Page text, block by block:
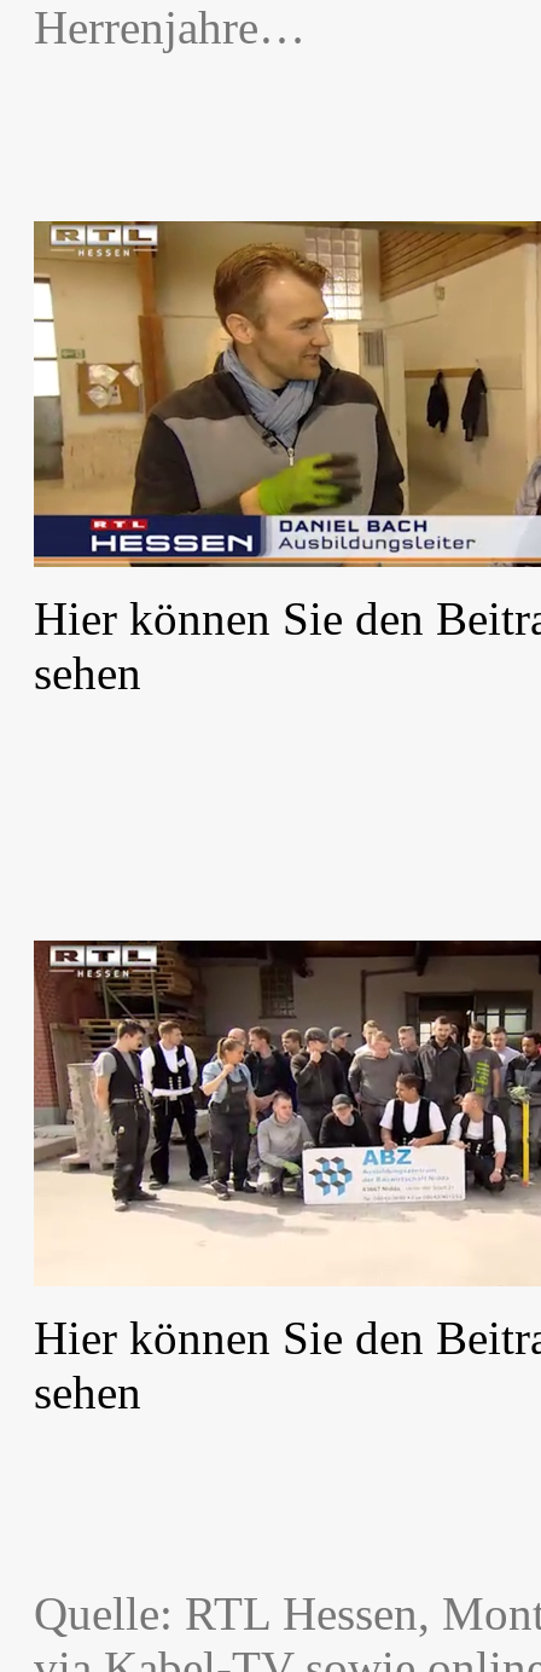
Herrenjahre…
Hier können Sie den
sehen
Hier können Sie den
sehen
Quelle: RTL Hessen,